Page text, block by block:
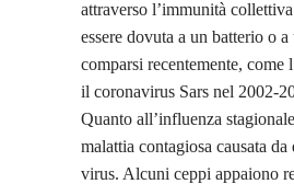
attraverso l’immunità
essere dovuta a un batterio o
comparsi recentemente, come
il coronavirus Sars nel 2002-
Quanto all’influenza
malattia contagiosa causata
virus. Alcuni ceppi appaiono